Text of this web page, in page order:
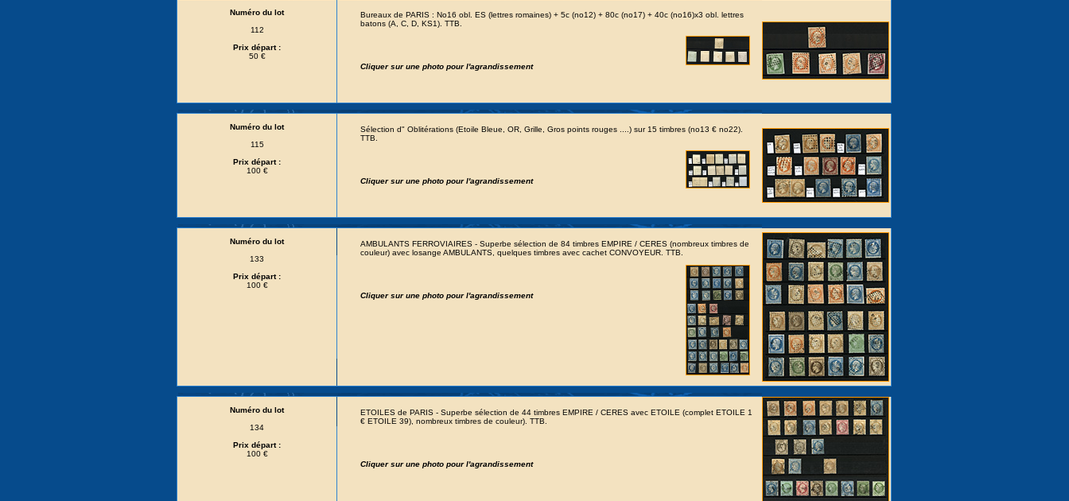
Numéro du lot
112
Prix départ :
50 €
Bureaux de PARIS : No16 obl. ES (lettres romaines) + 5c (no12) + 80c (no17) + 40c (no16)x3 obl. lettres
batons (A, C, D, KS1). TTB.
Cliquer sur une photo pour l'agrandissement
Numéro du lot
115
Prix départ :
100 €
Sélection d" Oblitérations (Etoile Bleue, OR, Grille, Gros points rouges ....) sur 15 timbres (no13 € no22).
TTB.
Cliquer sur une photo pour l'agrandissement
Numéro du lot
133
Prix départ :
100 €
AMBULANTS FERROVIAIRES - Superbe sélection de 84 timbres EMPIRE / CERES (nombreux timbres de
couleur) avec losange AMBULANTS, quelques timbres avec cachet CONVOYEUR. TTB.
Cliquer sur une photo pour l'agrandissement
Numéro du lot
134
Prix départ :
100 €
ETOILES de PARIS - Superbe sélection de 44 timbres EMPIRE / CERES avec ETOILE (complet ETOILE 1
€ ETOILE 39), nombreux timbres de couleur). TTB.
Cliquer sur une photo pour l'agrandissement